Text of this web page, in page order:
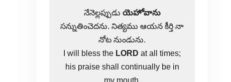
నేనెల్లప్పుడు యెహోవాను
సన్నుతించెదను. నిత్యము ఆయన కీర్తి నా
నోట నుండును.
I will bless the LORD at all times;
his praise shall continually be in
my mouth.